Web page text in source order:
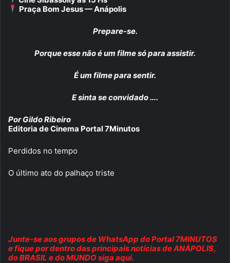
Praça Bom Jesus — Anápolis
Prepare-se.
Porque esse não é um filme só para assistir.
É um filme para sentir.
E sinta se convidado ….
Por Gildo Ribeiro
Editoria de Cinema Portal 7Minutos
Perdidos no tempo
O último ato do palhaço triste
Junte-se aos grupos de WhatsApp do Portal 7MINUTOS
e fique por dentro das principais notícias de ANÁPOLIS,
do BRASIL e do MUNDO siga aqui.